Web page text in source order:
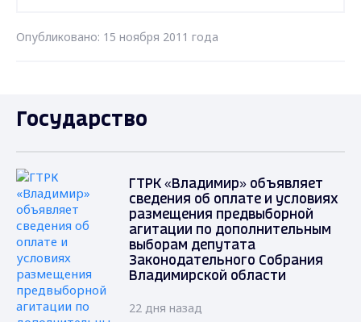
Опубликовано: 15 ноября 2011 года
Государство
ГТРК «Владимир» объявляет
сведения об оплате и условиях
размещения предвыборной
агитации по дополнительным
выборам депутата
Законодательного Собрания
Владимирской области
22 дня назад